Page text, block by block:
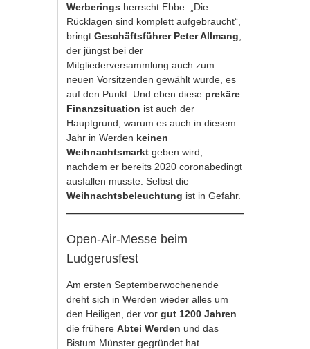
Werberings herrscht Ebbe. „Die
Rücklagen sind komplett aufgebraucht“,
bringtGeschäftsführer Peter Allmang
der jüngst bei der
Mitgliederversammlung auch zum
neuen Vorsitzenden gewählt wurde, es
auf den Punkt. Und eben diese prekäre
Finanzsituation ist auch der
Hauptgrund, warum es auch in diesem
Jahr in Werden keinen
Weihnachtsmarkt geben wird,
nachdem er bereits 2020 coronabedingt
ausfallen musste. Selbst die
Weihnachtsbeleuchtung ist in Gefahr.
Open-Air-Messe beim
Ludgerusfest
Am ersten Septemberwochenende
dreht sich in Werden wieder alles um
den Heiligen, der vor gut 1200 Jahren
die frühereAbtei Werden und das
Bistum Münster gegründet hat.